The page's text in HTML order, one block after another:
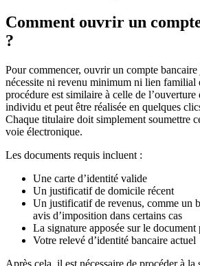
Comment ouvrir un
?
Pour commencer, ouvrir un compte
nécessite ni revenu minimum ni lien familial
procédure est similaire à celle de l’ouverture
individu et peut être réalisée en quelques
Chaque titulaire doit simplement soumettre
voie électronique.
Les documents requis incluent :
Une carte d’identité valide
Un justificatif de domicile récent
Un justificatif de revenus, comme un
avis d’imposition dans certains cas
La signature apposée sur le document
Votre relevé d’identité bancaire actuel